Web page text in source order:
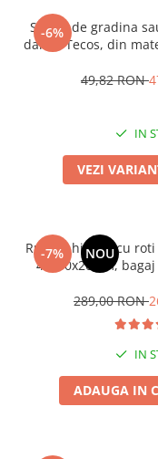
-6%
Saboti de gradina
dama, Tecos, din
aerului, foarte
49,82 RON
IN
VEZI
-7% NOU
Rucsac hibrid, cu
40x30x20 cm,
Animawings sau
289,00 RON
IN
ADAUGA IN